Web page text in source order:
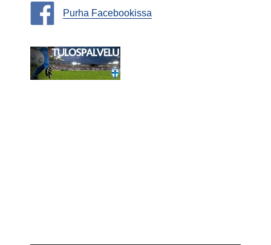
Purha Facebookissa